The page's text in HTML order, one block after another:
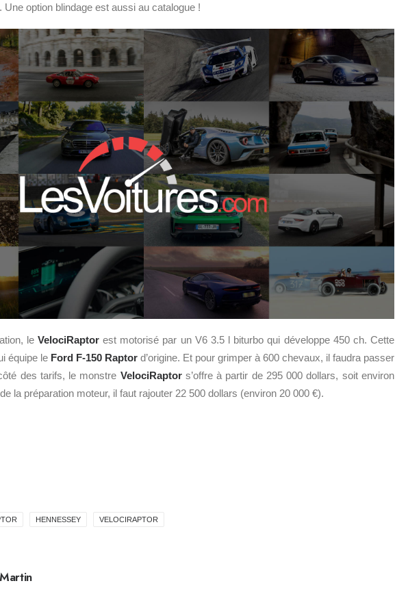
option blindage est aussi au catalogue !
le VelociRaptorest motorisé par un V6 3.5 l biturbo qui développe 450 ch. Cette
équipe le Ford F-150 Raptor d’origine. Et pour grimper à 600 chevaux, il faudra passer
des tarifs, le monstre VelociRaptors’offre à partir de 295 000 dollars, soit environ
la préparation moteur, il faut rajouter 22 500 dollars (environ 20 000 €).
HENNESSEY VELOCIRAPTOR